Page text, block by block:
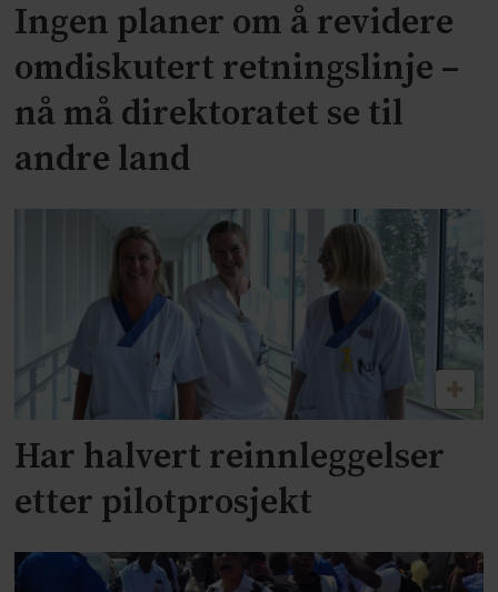
Ingen planer om å revidere
omdiskutert retningslinje –
nå må direktoratet se til
andre land
Har halvert reinnleggelser
etter pilotprosjekt